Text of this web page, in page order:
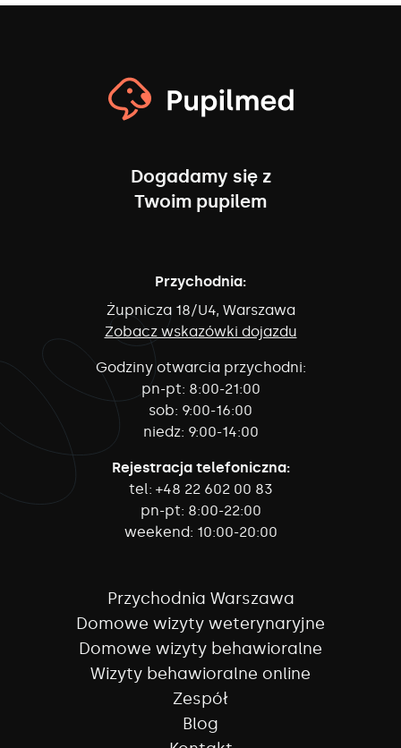
Dogadamy się z
Twoim pupilem
Przychodnia:
Żupnicza 18/U4, Warszawa
Zobacz wskazówki dojazdu
Godziny otwarcia przychodni:
pn-pt: 8:00-21:00
sob: 9:00-16:00
niedz: 9:00-14:00
Rejestracja telefoniczna:
tel: +48 22 602 00 83
pn-pt: 8:00-22:00
weekend: 10:00-20:00
Przychodnia Warszawa
Domowe wizyty weterynaryjne
Domowe wizyty behawioralne
Wizyty behawioralne online
Zespół
Blog